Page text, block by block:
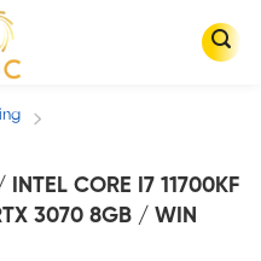
/
CORE I7 11700KF
3070 8GB / WIN